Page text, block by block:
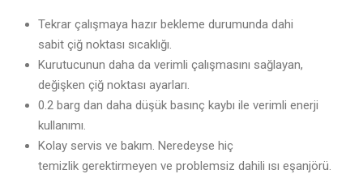
Tekrar çalışmaya hazır bekleme durumunda dahi
sabit çiğ noktası sıcaklığı.
Kurutucunun daha da verimli çalışmasını sağlayan,
değişken çiğ noktası ayarları.
0.2 barg dan daha düşük basınç kaybı ile verimli enerji
kullanımı.
Kolay servis ve bakım. Neredeyse hiç
temizlik gerektirmeyen ve problemsiz dahili ısı eşanjörü.